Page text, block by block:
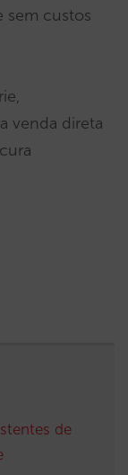
sem custos
venda direta
de